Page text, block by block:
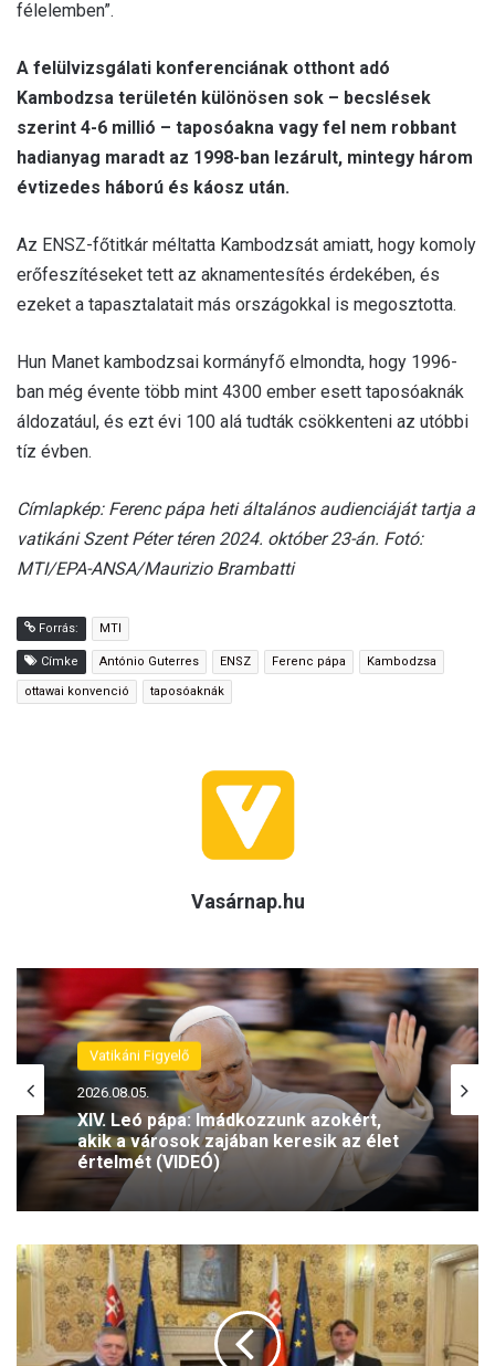
félelemben”.
A felülvizsgálati konferenciának otthont adó
Kambodzsa területén különösen sok – becslések
szerint 4-6 millió – taposóakna vagy fel nem robbant
hadianyag maradt az 1998-ban lezárult, mintegy három
évtizedes háború és káosz után.
Az ENSZ-főtitkár méltatta Kambodzsát amiatt, hogy komoly
erőfeszítéseket tett az aknamentesítés érdekében, és
ezeket a tapasztalatait más országokkal is megosztotta.
Hun Manet kambodzsai kormányfő elmondta, hogy 1996-
ban még évente több mint 4300 ember esett taposóaknák
áldozatául, és ezt évi 100 alá tudták csökkenteni az utóbbi
tíz évben.
Címlapkép: Ferenc pápa heti általános audienciáját tartja a
vatikáni Szent Péter téren 2024. október 23-án. Fotó:
MTI/EPA-ANSA/Maurizio Brambatti
Forrás: MTI
Címke António Guterres ENSZ Ferenc pápa Kambodzsa
ottawai konvenció taposóaknák
Vasárnap.hu
Vatikáni Figyelő
2026.08.05.
XIV. Leó pápa: Imádkozzunk azokért,
akik a városok zajában keresik az élet
értelmét (VIDEÓ)
Vatikáni Figyelő
2026.08.05.
XIV. Leó aláírta Vatikán új Alaptörvényét
Fico
nem
mindenre
büszke,
amit